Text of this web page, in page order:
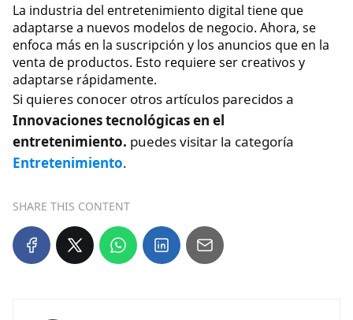
La industria del entretenimiento digital tiene que
adaptarse a nuevos modelos de negocio. Ahora, se
enfoca más en la suscripción y los anuncios que en la
venta de productos. Esto requiere ser creativos y
adaptarse rápidamente.
Si quieres conocer otros artículos parecidos a
Innovaciones tecnológicas en el
entretenimiento. puedes visitar la categoría
Entretenimiento.
SHARE THIS CONTENT